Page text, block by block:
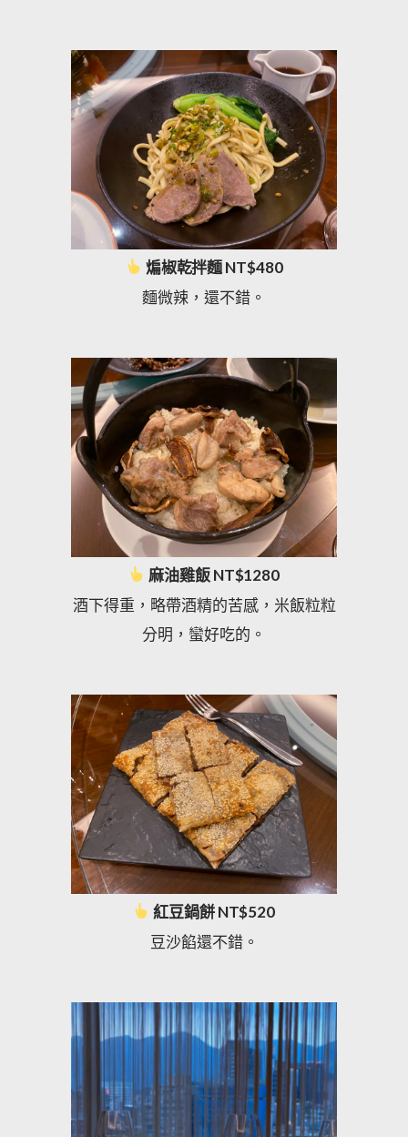
煸椒乾拌麵 NT$480
麵微辣，還不錯。
麻油雞飯 NT$1280
酒下得重，略帶酒精的苦感，米飯粒粒
分明，蠻好吃的。
紅豆鍋餅 NT$520
豆沙餡還不錯。